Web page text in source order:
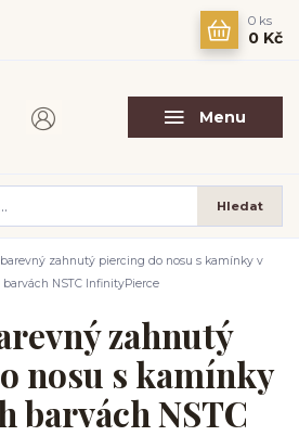
Menu
Hledat
0 ks
0 Kč
zahnutý piercing do nosu s kamínky v
NSTC InfinityPierce
zahnutý
nosu s kamínky
barvách NSTC